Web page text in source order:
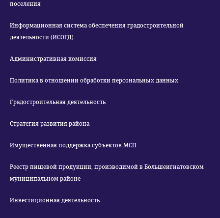
поселения
Информационная система обеспечения градостроительной
деятельности (ИСОГД)
Административная комиссия
Политика в отношении обработки персональных данных
Градостроительная деятельность
Стратегия развития района
Имущественная поддержка субъектов МСП
Реестр пищевой продукции, производимой в Большеигнатовском
муниципальном районе
Инвестиционная деятельность